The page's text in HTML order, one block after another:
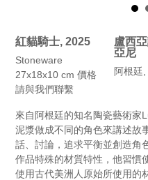
紅貓騎士, 2025
Stoneware
27x18x10 cm 價格
請與我們聯繫
盧西
亞尼
阿根廷
來自阿根廷的知名陶瓷藝術家
泥漿做成不同的角色來講述故
話、討論，追求平衡並創造角
作品特殊的材質特性，他習慣
使用古代美洲人原始所使用的